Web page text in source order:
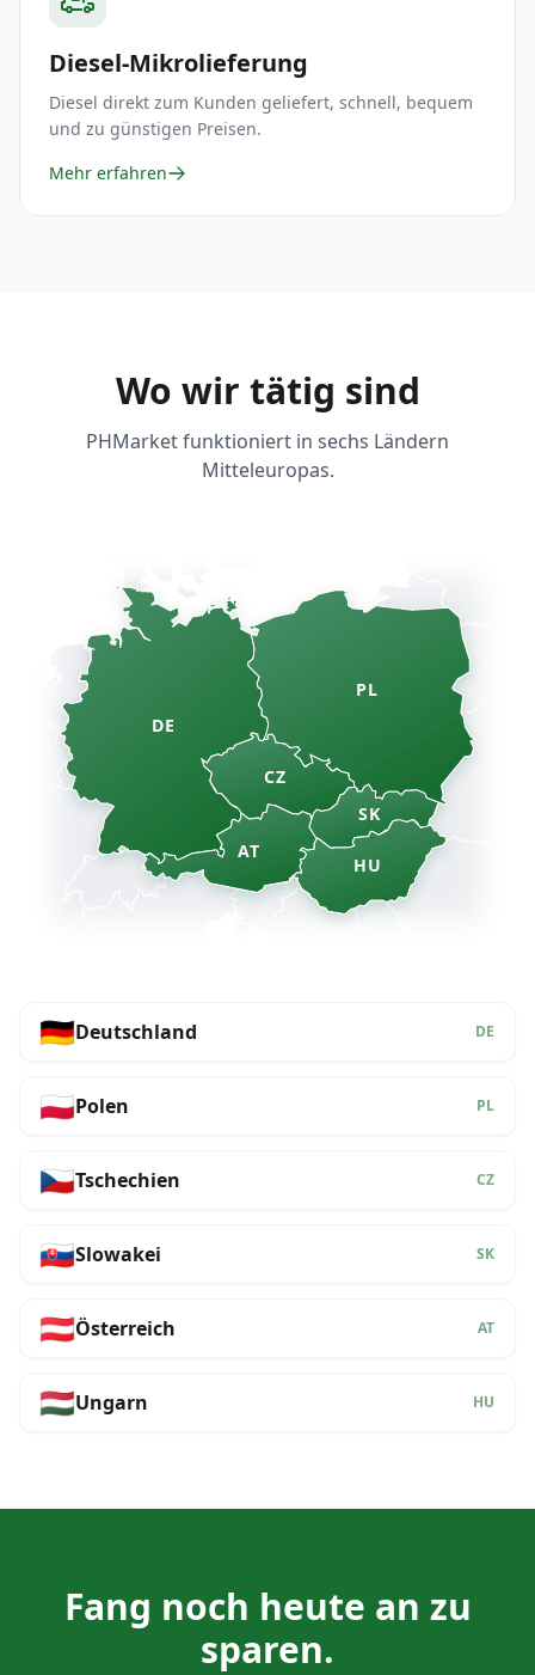
Diesel-Mikrolieferung
Diesel direkt zum Kunden geliefert, schnell, bequem
und zu günstigen Preisen.
Mehr erfahren
Wo wir tätig sind
PHMarket funktioniert in sechs Ländern
Mitteleuropas.
DE
PL
CZ
SK
AT
HU
🇩🇪Deutschland DE
🇵🇱Polen PL
🇨🇿Tschechien CZ
🇸🇰Slowakei SK
🇦🇹Österreich AT
🇭🇺Ungarn HU
Fang noch heute an zu
sparen.